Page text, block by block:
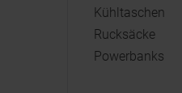
Kühltaschen
Rucksäcke
Powerbanks